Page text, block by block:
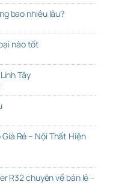
bao nhiêu lâu?
nào tốt
Tây
Rẻ – Nội Thất Hiện
R32 chuyên về bán lẻ –